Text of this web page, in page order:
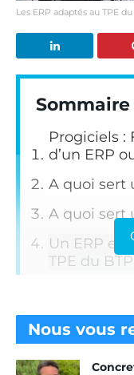
Les ERP adaptés au TPE
Sommaire
Progiciels :
d’un ERP
A quoi sert
A quoi sert
Un ERP
TPE du
P est-il adapté à
semble tout à fait
Nous vous